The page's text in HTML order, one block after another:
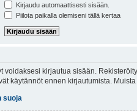
Kirjaudu automaattisesti sisään.
Piilota paikalla olemiseni tällä kertaa
voidaksesi kirjautua sisään.
käytännöt ennen kirjautumista.
suoja